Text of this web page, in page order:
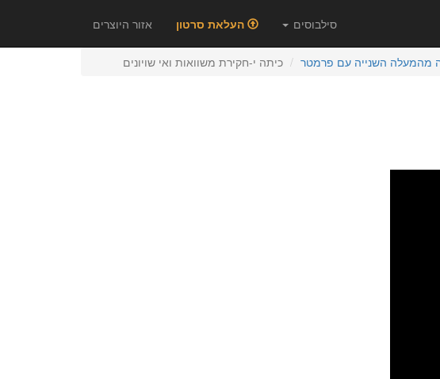
סילבוסים העלאת סרטון אזור היוצרים
מהמעלה השנייה עם פרמטר כיתה י-חקירת משוואות ואי שויונים